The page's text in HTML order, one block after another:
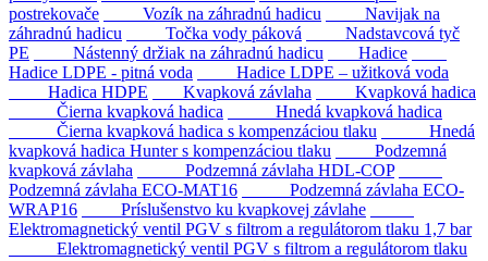
postrekovače
Vozík na záhradnú hadicu
Navijak na
záhradnú hadicu
Točka vody páková
Nadstavcová tyč
PE
Nástenný držiak na záhradnú hadicu
Hadice
Hadice LDPE - pitná voda
Hadice LDPE – užitková voda
Hadica HDPE
Kvapková závlaha
Kvapková hadica
Čierna kvapková hadica
Hnedá kvapková hadica
Čierna kvapková hadica s kompenzáciou tlaku
Hnedá
kvapková hadica Hunter s kompenzáciou tlaku
Podzemná
kvapková závlaha
Podzemná závlaha HDL-COP
Podzemná závlaha ECO-MAT16
Podzemná závlaha ECO-
WRAP16
Príslušenstvo ku kvapkovej závlahe
Elektromagnetický ventil PGV s filtrom a regulátorom tlaku 1,7 bar
Elektromagnetický ventil PGV s filtrom a regulátorom tlaku